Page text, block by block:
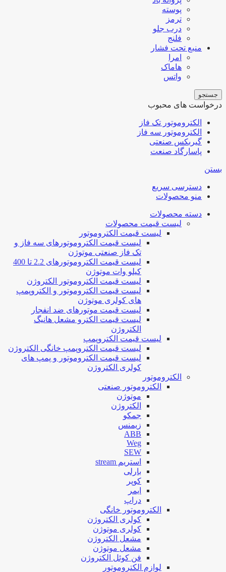
پوسته
ترمز
درب جلو
فلنج
منبع تحت فشار
امرا
هاماک
واتس
جستجو
درخواست های محبوب
الکتروموتور تک فاز
الکتروموتور سه فاز
گیربکس صنعتی
پاسارگاد صنعت
بستن
دسترسی سریع
منو محصولات
دسته محصولات
لیست قیمت محصولات
لیست قیمت الکتروموتور
لیست قیمت الکتروموتورهای سه فاز و
تک فاز صنعتی موتوژن
لیست قیمت الکتروموتورهای 2.2 تا 400
کیلو وات موتوژن
لیست قیمت الکتروموتور الکتروژن
لیست قیمت الکتروموتور و الکتروپمپ
های کولری موتوژن
لیست قیمت موتورهای ضد انفجار
لیست قیمت الکترو مشعل هانیگ
الکتروژن
لیست قیمت الکتروپمپ
لیست قیمت الکتروپمپ خانگی الکتروژن
لیست قیمت الکتروموتور و پمپ های
کولری الکتروژن
الکتروموتور
الکتروموتور صنعتی
موتوژن
الکتروژن
جمکو
زیمنس
ABB
Weg
SEW
استریم stream
بارلی
کوپر
ایمر
دراپ
الکتروموتور خانگی
کولری الکتروژن
کولری موتوژن
مشعل الکتروژن
مشعل موتوژن
فن کوئل الکتروژن
لوازم الکتروموتور